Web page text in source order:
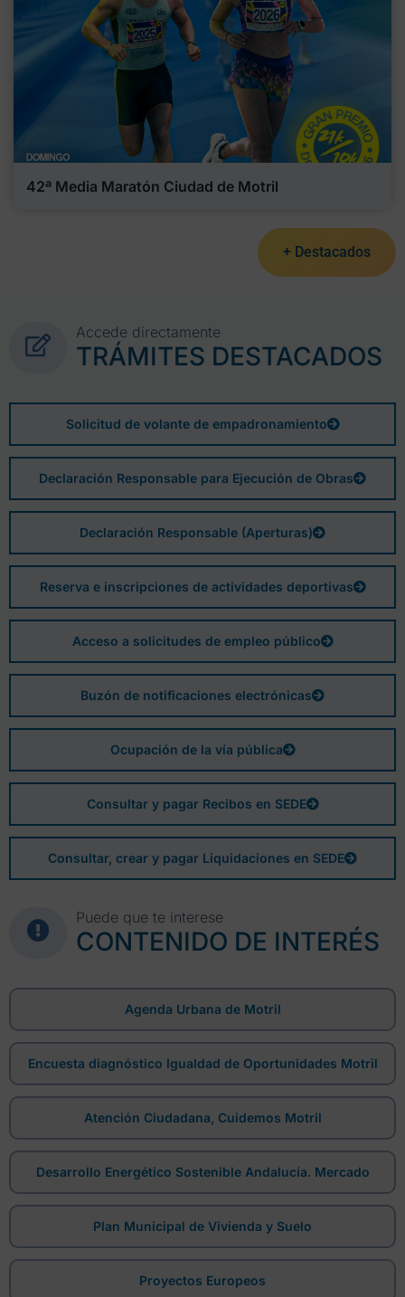
42ª Media Maratón Ciudad de Motril
+ Destacados
Accede directamente
TRÁMITES DESTACADOS
Solicitud de volante de empadronamiento
Declaración Responsable para Ejecución de Obras
Declaración Responsable (Aperturas)
Reserva e inscripciones de actividades deportivas
Acceso a solicitudes de empleo público
Buzón de notificaciones electrónicas
Ocupación de la vía pública
Consultar y pagar Recibos en SEDE
Consultar, crear y pagar Liquidaciones en SEDE
Puede que te interese
CONTENIDO DE INTERÉS
Agenda Urbana de Motril
Encuesta diagnóstico Igualdad de Oportunidades Motril
Atención Ciudadana, Cuidemos Motril
Desarrollo Energético Sostenible Andalucía. Mercado
Plan Municipal de Vivienda y Suelo
Proyectos Europeos